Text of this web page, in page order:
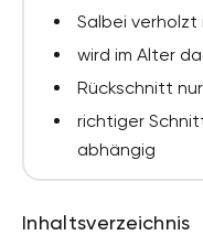
Salbei verholzt
wird im Alter
Rückschnitt
richtiger
abhängig
Inhaltsverzeichnis